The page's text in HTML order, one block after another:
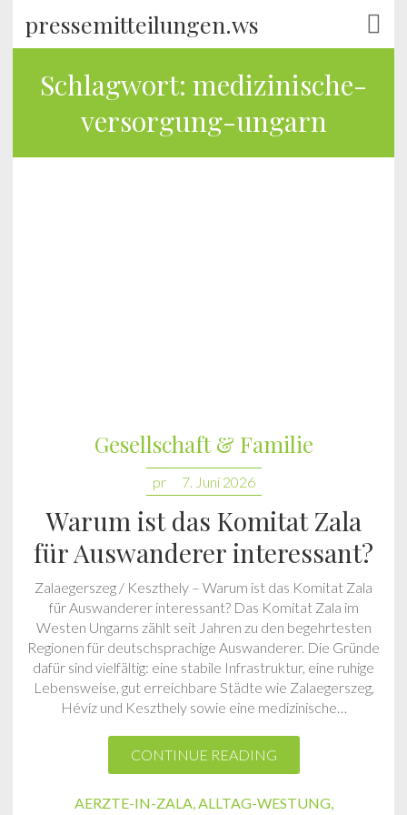
pressemitteilungen.ws
Schlagwort: medizinische-
versorgung-ungarn
Gesellschaft & Familie
pr 7. Juni 2026
Warum ist das Komitat Zala
für Auswanderer interessant?
Zalaegerszeg / Keszthely – Warum ist das Komitat Zala
für Auswanderer interessant? Das Komitat Zala im
Westen Ungarns zählt seit Jahren zu den begehrtesten
Regionen für deutschsprachige Auswanderer. Die Gründe
dafür sind vielfältig: eine stabile Infrastruktur, eine ruhige
Lebensweise, gut erreichbare Städte wie Zalaegerszeg,
Hévíz und Keszthely sowie eine medizinische…
CONTINUE READING
AERZTE-IN-ZALA,ALLTAG-WESTUNG,